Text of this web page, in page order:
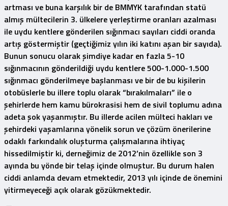
artması ve buna karşılık bir de BMMYK tarafından statü
almış mültecilerin 3. ülkelere yerleştirme oranları azalması
ile uydu kentlere gönderilen sığınmacı sayıları ciddi oranda
artış göstermiştir (geçtiğimiz yılın iki katını aşan bir sayıda).
Bunun sonucu olarak şimdiye kadar en fazla 5-10
sığınmacının gönderildiği uydu kentlere 500-1.000-1.500
sığınmacı gönderilmeye başlanması ve bir de bu kişilerin
otobüslerle bu illere toplu olarak “bırakılmaları” ile o
şehirlerde hem kamu bürokrasisi hem de sivil toplumu adına
adeta şok yaşanmıştır. Bu illerde acilen mülteci hakları ve
şehirdeki yaşamlarına yönelik sorun ve çözüm önerilerine
odaklı farkındalık oluşturma çalışmalarına ihtiyaç
hissedilmiştir ki, derneğimiz de 2012’nin özellikle son 3
ayında bu yönde bir telaş içinde olmuştur. Bu durum halen
ciddi anlamda devam etmektedir, 2013 yılı içinde de önemini
yitirmeyeceği açık olarak gözükmektedir.